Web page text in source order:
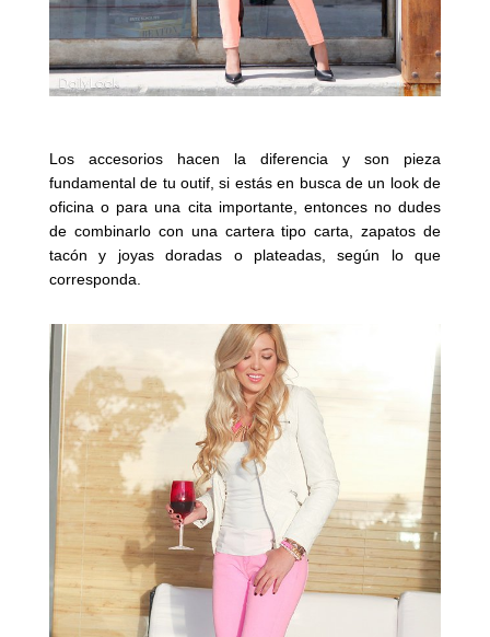
Los accesorios hacen la diferencia y son pieza
fundamental de tu outif, si estás en busca de un look de
oficina o para una cita importante, entonces no dudes
de combinarlo con una cartera tipo carta, zapatos de
tacón y joyas doradas o plateadas, según lo que
corresponda.